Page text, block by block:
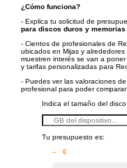
¿Cómo funciona?
- Explica tu solicitud de
para discos duros y memorias
- Cientos de profesionales de
ubicados en Mijas y
muestren interés se van a
y tarifas personalizadas para
- Puedes ver las valoraciones
profesional para poder
Indica el tamaño del
Tu presupuesto es:
– €